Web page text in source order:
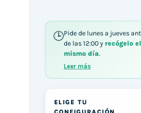
Pide de lunes a jueves
de las 12:00 y recógelo el
mismo día.
Leer más
ELIGE TU